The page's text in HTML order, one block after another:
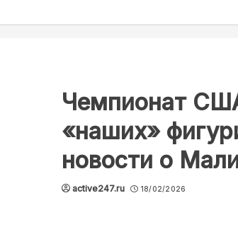
Чемпионат
«наших»
новости о
active247.ru 18/02/2026